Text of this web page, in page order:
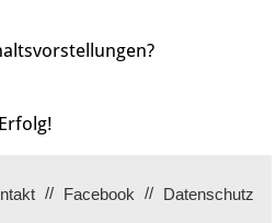
Facebook Datenschutz